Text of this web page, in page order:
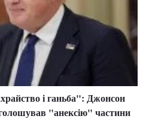
і ганьба": Джонсон
"анексію" частини